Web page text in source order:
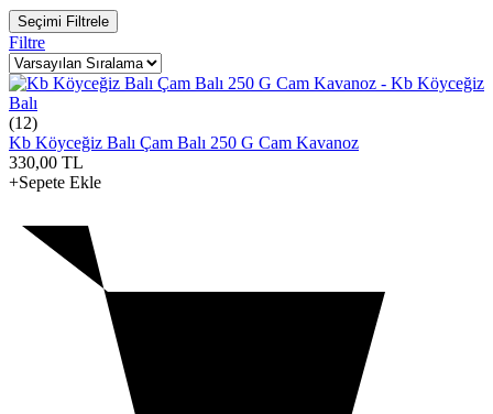
Seçimi Filtrele
Filtre
(12)
Kb Köyceğiz Balı Çam Balı 250 G Cam Kavanoz
330,00 TL
+Sepete Ekle